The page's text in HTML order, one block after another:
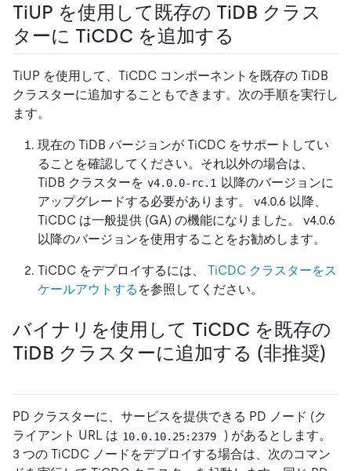
TiUP を使用して既存の TiDB クラス
ターに TiCDC を追加する
TiUP を使用して、TiCDC コンポーネントを既存の TiDB
クラスターに追加することもできます。次の手順を実行し
ます。
現在の TiDB バージョンが TiCDC をサポートしてい
ることを確認してください。それ以外の場合は、
TiDB クラスターを v4.0.0-rc.1 以降のバージョンに
アップグレードする必要があります。 v4.0.6 以降、
TiCDC は一般提供 (GA) の機能になりました。 v4.0.6
以降のバージョンを使用することをお勧めします。
TiCDC をデプロイするには、 TiCDC クラスターをス
ケールアウトする を参照してください。
バイナリを使用して TiCDC を既存の
TiDB クラスターに追加する (非推奨)
PD クラスターに、サービスを提供できる PD ノード (ク
ライアント URL は 10.0.10.25:2379
) があるとします。
3 つの TiCDC ノードをデプロイする場合は、次のコマン